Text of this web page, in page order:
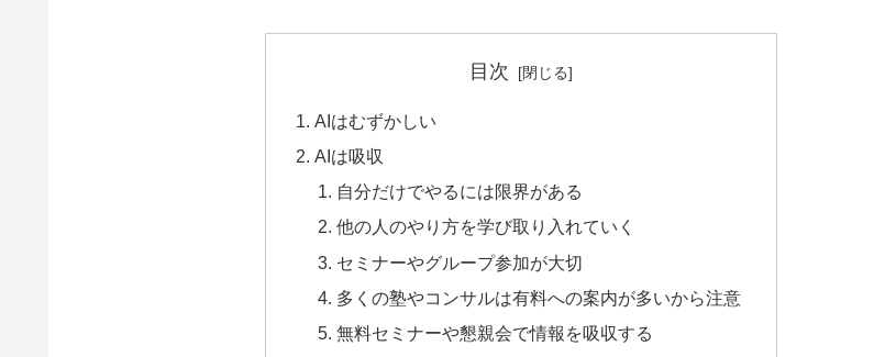
目次
AIはむずかしい
AIは吸収
自分だけでやるには限界がある
他の人のやり方を学び取り入れていく
セミナーやグループ参加が大切
多くの塾やコンサルは有料への案内が多いから注意
無料セミナーや懇親会で情報を吸収する